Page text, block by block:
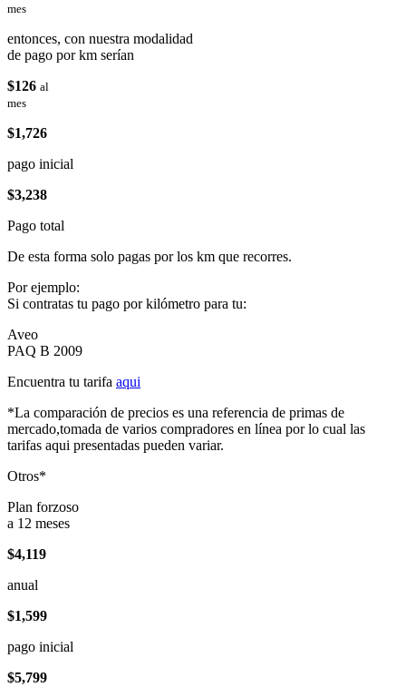
mes
entonces, con nuestra modalidad
de pago por km serían
$126 al
mes
$1,726
pago inicial
$3,238
Pago total
De esta forma solo pagas por los km que recorres.
Por ejemplo:
Si contratas tu pago por kilómetro para tu:
Aveo
PAQ B 2009
Encuentra tu tarifa aqui
*La comparación de precios es una referencia de primas de
mercado,tomada de varios compradores en línea por lo cual las
tarifas aqui presentadas pueden variar.
Otros*
Plan forzoso
a 12 meses
$4,119
anual
$1,599
pago inicial
$5,799